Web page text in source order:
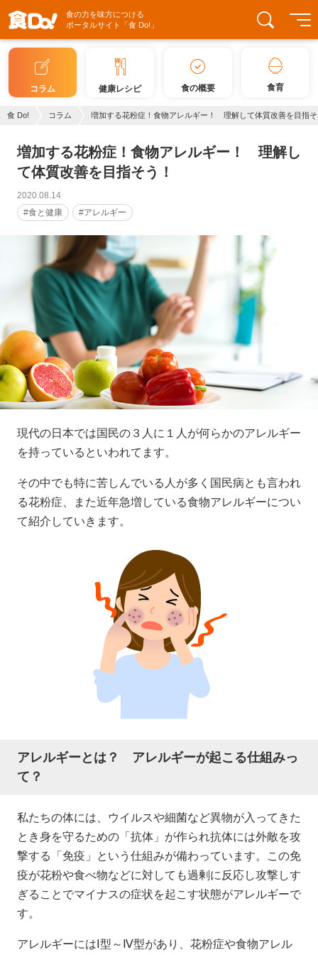
食の力を味方につける
ポータルサイト「食 Do!」
コラム 健康レシピ 食の概要 食育
食 Do! コラム 増加する花粉症！食物アレルギー！ 理解して体質改善を目指
増加する花粉症！食物アレルギー！ 理解し
て体質改善を目指そう！
2020.08.14
#食と健康
#アレルギー
現代の日本では国民の３人に１人が何らかのアレルギー
を持っているといわれてます。
その中でも特に苦しんでいる人が多く国民病とも言われ
る花粉症、また近年急増している食物アレルギーについ
て紹介していきます。
アレルギーとは？ アレルギーが起こる仕組みっ
て？
私たちの体には、ウイルスや細菌など異物が入ってきた
とき身を守るための「抗体」が作られ抗体には外敵を攻
撃する「免疫」という仕組みが備わっています。この免
疫が花粉や食べ物などに対しても過剰に反応し攻撃しす
ぎることでマイナスの症状を起こす状態がアレルギーで
す。
アレルギーにはⅠ型～Ⅳ型があり、花粉症や食物アレル